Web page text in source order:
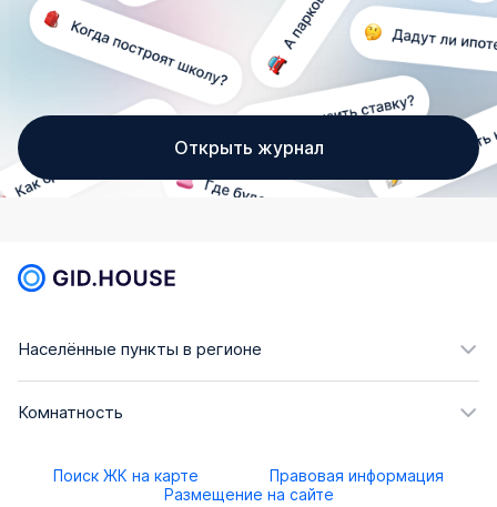
Открыть журнал
Населённые пункты в регионе
Комнатность
Поиск ЖК на карте
Правовая информация
Размещение на сайте